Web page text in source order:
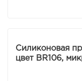
Силиконовая
цвет BR106,